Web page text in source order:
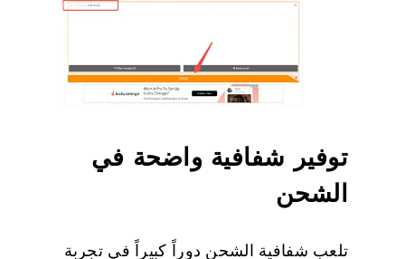
توفير شفافية واضحة في
الشحن
تلعب شفافية الشحن دوراً كبيراً في تجربة